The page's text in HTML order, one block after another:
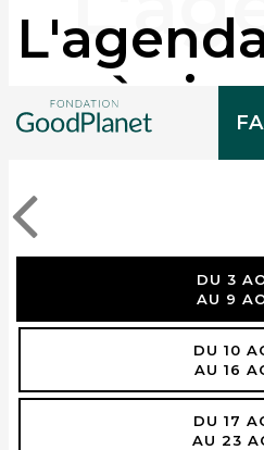
après
DU 3
AU 9
DU 10
AU 16
DU 17
AU 23